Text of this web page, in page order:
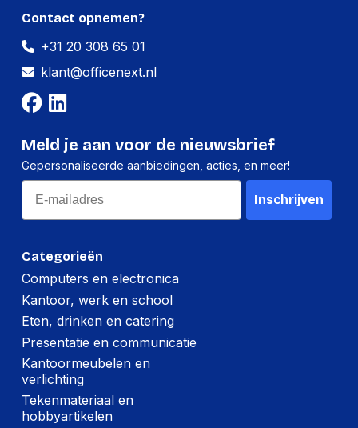
Hoeveelheid:
Breedte:
Hoogte:
Gewicht:
-
Categorieën
Computers en electronica
Kantoor, werk en school
Eten, drinken en catering
Presentatie en communicatie
Kantoormeubelen en
verlichting
Tekenmateriaal en
hobbyartikelen
Contact opnemen?
+31 20 308 65 01
klant@officenext.nl
Meld je aan voor de nieuwsbrief
Gepersonaliseerde aanbiedingen, acties, en meer!
Email
Inschrijven